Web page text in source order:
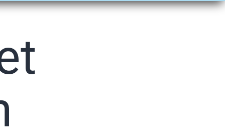
öffnen
öffnen
öffnen